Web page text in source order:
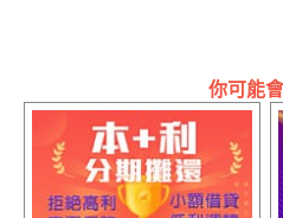
你可能